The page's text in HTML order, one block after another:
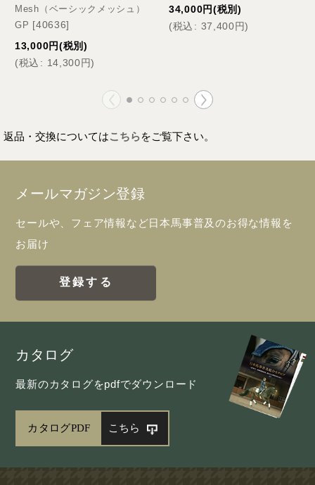
Mesh（ベーシックメッシュ）
GP [40636]
13,000円(税別)
(税込 : 14,300円)
34,000円(税別)
(税込 : 37,400円)
返品・交換についてはこちらをご覧下さい。
メールマガジン登録
セールや、フェア情報など日本馬事普及のお得な情報を
お届け
登録する
カタログ
最新のカタログをpdfでダウンロード
カタログPDF こちら